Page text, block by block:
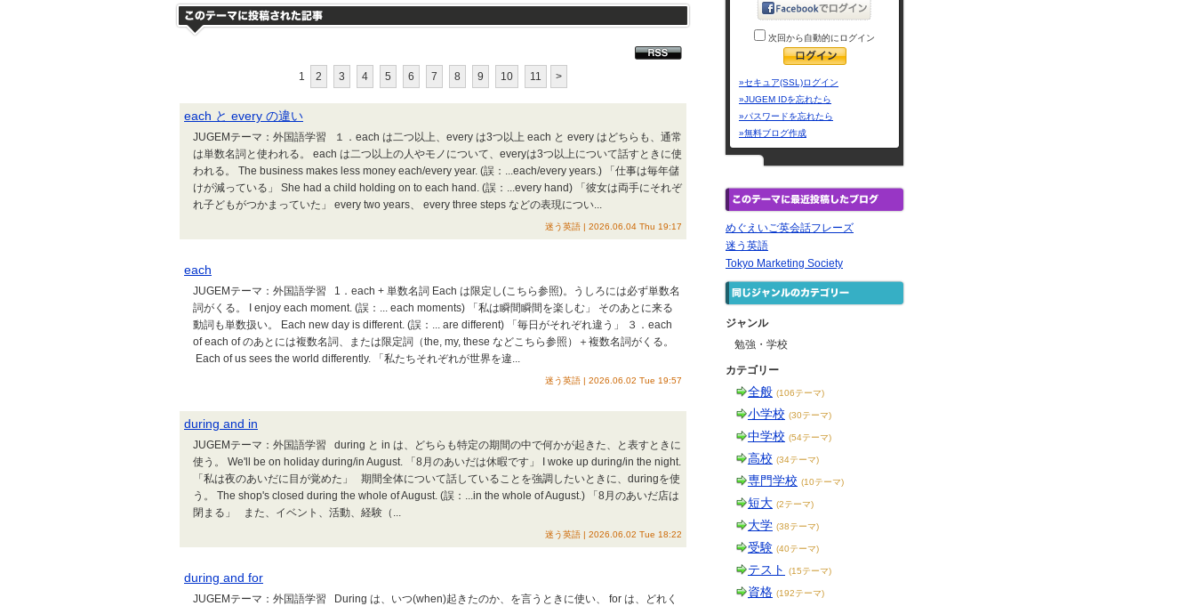
1 2 3 4 5 6 7 8 9 10 11 >
each と every の違い
JUGEMテーマ：外国語学習 １．each は二つ以上、every は3つ以上 each と every はどちらも、通常
は単数名詞と使われる。 each は二つ以上の人やモノについて、everyは3つ以上について話すときに使
われる。 The business makes less money each/every year. (誤：...each/every years.) 「仕事は毎年儲
けが減っている」 She had a child holding on to each hand. (誤：...every hand) 「彼女は両手にそれぞ
れ子どもがつかまっていた」 every two years、 every three steps などの表現につい...
迷う英語 | 2026.06.04 Thu 19:17
each
JUGEMテーマ：外国語学習 1．each + 単数名詞 Each は限定し(こちら参照)。うしろには必ず単数名
詞がくる。 I enjoy each moment. (誤：... each moments) 「私は瞬間瞬間を楽しむ」 そのあとに来る
動詞も単数扱い。 Each new day is different. (誤：... are different) 「毎日がそれぞれ違う」 ３．each
of each of のあとには複数名詞、または限定詞（the, my, these などこちら参照）＋複数名詞がくる。
Each of us sees the world differently. 「私たちそれぞれが世界を違...
迷う英語 | 2026.06.02 Tue 19:57
during and in
JUGEMテーマ：外国語学習 during と in は、どちらも特定の期間の中で何かが起きた、と表すときに
使う。 We'll be on holiday during/in August. 「8月のあいだは休暇です」 I woke up during/in the night.
「私は夜のあいだに目が覚めた」 期間全体について話していることを強調したいときに、duringを使
う。 The shop's closed during the whole of August. (誤：...in the whole of August.) 「8月のあいだ店は
閉まる」 また、イベント、活動、経験（...
迷う英語 | 2026.06.02 Tue 18:22
during and for
JUGEMテーマ：外国語学習 During は、いつ(when)起きたのか、を言うときに使い、 for は、どれく
次回から自動的にログイン
»セキュア(SSL)ログイン
»JUGEM IDを忘れたら
»パスワードを忘れたら
»無料ブログ作成
めぐえいご英会話フレーズ
迷う英語
Tokyo Marketing Society
ジャンル
勉強・学校
カテゴリー
全般 (106テーマ)
小学校 (30テーマ)
中学校 (54テーマ)
高校 (34テーマ)
専門学校 (10テーマ)
短大 (2テーマ)
大学 (38テーマ)
受験 (40テーマ)
テスト (15テーマ)
資格 (192テーマ)